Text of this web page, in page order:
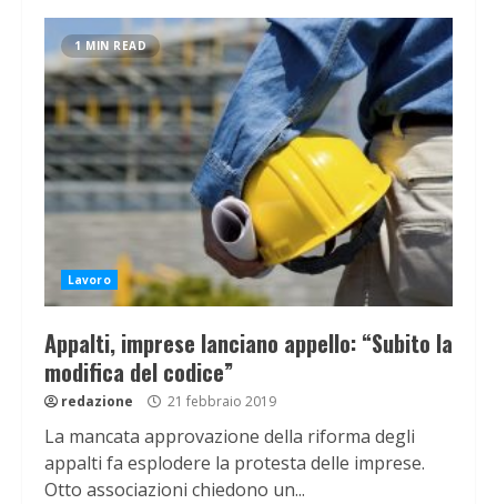
1 MIN READ
Lavoro
Appalti, imprese lanciano appello: “Subito la
modifica del codice”
redazione 21 febbraio 2019
La mancata approvazione della riforma degli
appalti fa esplodere la protesta delle imprese.
Otto associazioni chiedono un...